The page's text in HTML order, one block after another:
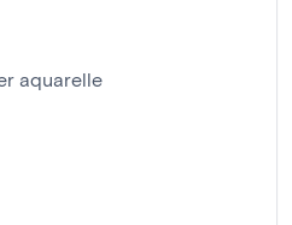
aquarelle